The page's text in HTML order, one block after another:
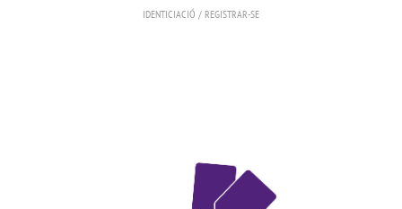
IDENTICIACIÓ / REGISTRAR-SE